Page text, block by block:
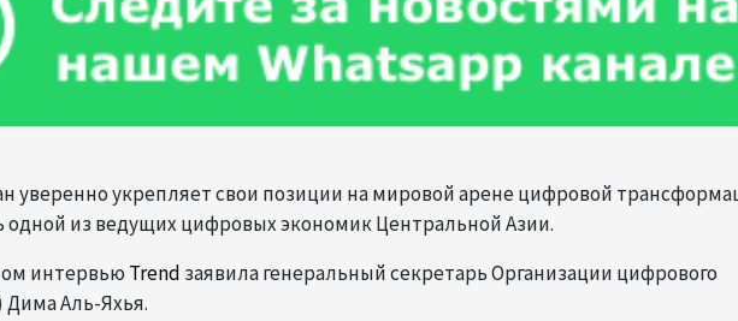
уверенно укрепляет свои позиции на мировой арене цифровой
одной из ведущих цифровых экономик Центральной Азии.
интервью Trend заявила генеральный секретарь Организации цифрового
Дима Аль-Яхья.